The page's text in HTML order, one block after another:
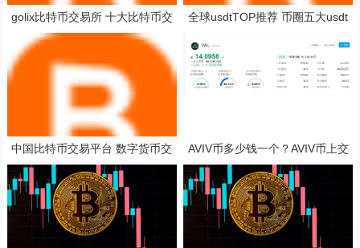
golix比特币交易所 十大比特币交
易平台
全球usdtTOP推荐 币圈五大usdt
中国比特币交易平台 数字货币交
易平台排行榜
AVIV币多少钱一个？AVIV币上交
易所了吗？